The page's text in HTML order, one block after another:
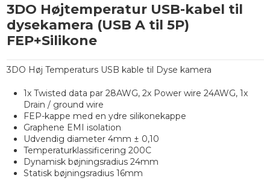
3DO Højtemperatur USB-kabel til
dysekamera (USB A til 5P)
FEP+Silikone
3DO Høj Temperaturs USB kable til Dyse kamera
1x Twisted data par 28AWG, 2x Power wire 24AWG, 1x
Drain / ground wire
FEP-kappe med en ydre silikonekappe
Graphene EMI isolation
Udvendig diameter 4mm ± 0,10
Temperaturklassificering 200C
Dynamisk bøjningsradius 24mm
Statisk bøjningsradius 16mm